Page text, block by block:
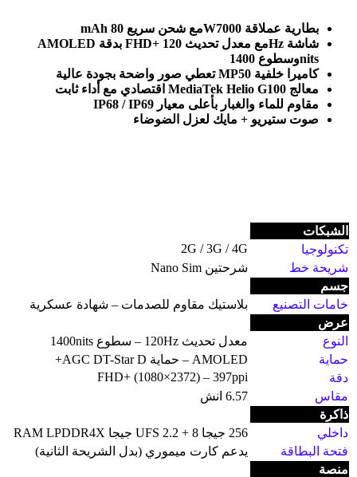
بطارية عملاقة 7000 mAh مع شحن سريع 80W
شاشة
بدقة FHD+ مع معدل تحديث 120Hz
وسطوع 1400nits
كاميرا خلفية 50
MP تعطي صور واضحة بجودة عالية
معالج
اقتصادي مع أداء ثابت
مقاوم للماء والغبار بأعلى معيار
صوت ستيريو + مايك لعزل الضوضاء
الشبكات
تكنولوجيا
2G / 3G / 4G
شريحة خط
شرحتين Nano Sim
جسم
خامات التصنيع
بلاستيك مقاوم للصدمات – شهادة عسكرية
عرض
النوع
معدل تحديث 120Hz – سطوع 1400nits
حماية
AMOLED – حماية AGC DT-Star D+
دقة
FHD+ (1080×2372) – 397ppi
مقاس
6.57 انش
ذاكرة
داخلي
256 جيجا UFS 2.2 + 8 جيجا RAM LPDDR4X
فتحة البطاقة
يدعم كارت ميموري (بدل الشريحة الثانية)
منصة